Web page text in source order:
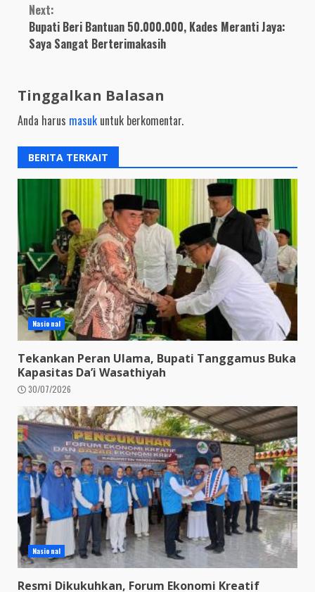
Next:
Bupati Beri Bantuan 50.000.000, Kades Meranti Jaya:
Saya Sangat Berterimakasih
Tinggalkan Balasan
Anda harus masuk untuk berkomentar.
BERITA TERKAIT
Nasional
Tekankan Peran Ulama, Bupati Tanggamus Buka
Kapasitas Da’i Wasathiyah
30/07/2026
Nasional
Resmi Dikukuhkan, Forum Ekonomi Kreatif